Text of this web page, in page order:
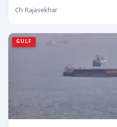
Ch Rajasekhar
GULF